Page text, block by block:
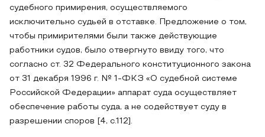
судебного примирения, осуществляемого
исключительно судьей в отставке. Предложение о том,
чтобы примирителями были также действующие
работники судов, было отвергнуто ввиду того, что
согласно ст. 32 Федерального конституционного закона
от 31 декабря 1996 г. № 1-ФКЗ «О судебной системе
Российской Федерации» аппарат суда осуществляет
обеспечение работы суда, а не содействует суду в
разрешении споров [4, с.112].